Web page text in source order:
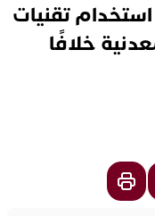
تقنيات
خلافًا